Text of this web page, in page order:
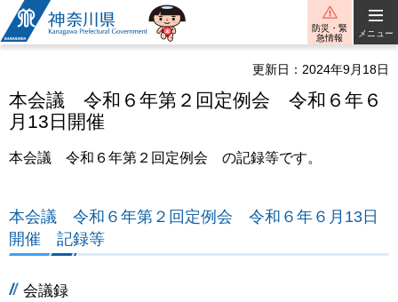
神奈川県
防災・緊
急情報
メニュー
更新日：2024年9月18日
本会議 令和６年第２回定例会 令和６年６
月13日開催
本会議 令和６年第２回定例会 の記録等です。
本会議 令和６年第２回定例会 令和６年６月13日
開催 記録等
会議録